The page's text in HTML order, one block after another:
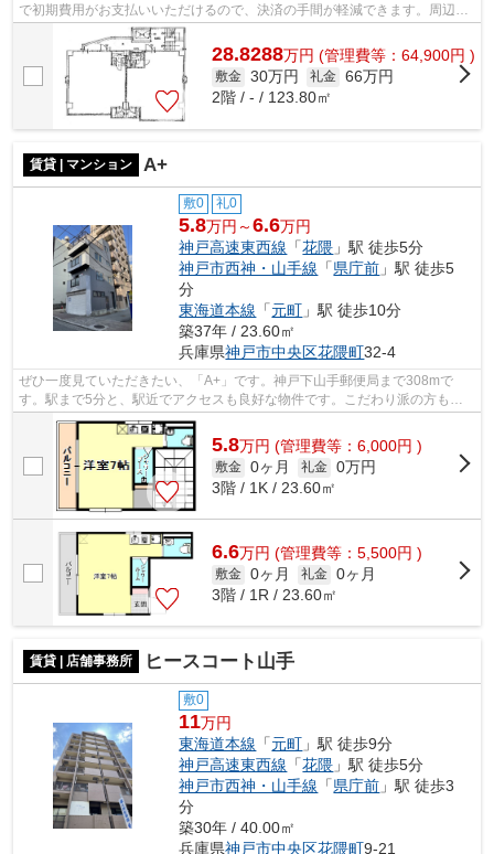
で初期費用がお支払いいただけるので、決済の手間が軽減できます。周辺に
は、徒歩5分で利用できる駅があります...
28.8288万円 (管理費等：64,900円 )
敷金 30万円 礼金 66万円
2階 / - / 123.80㎡
賃貸 | マンション A+
敷0 礼0
5.8万円～6.6万円
神戸高速東西線 「花隈 」駅 徒歩5分
神戸市西神・山手線 「県庁前 」駅 徒歩5
分
東海道本線 「元町 」駅 徒歩10分
築37年 / 23.60㎡
兵庫県神戸市中央区花隈町32-4
ぜひ一度見ていただきたい、「A+」です。神戸下山手郵便局まで308mで
す。駅まで5分と、駅近でアクセスも良好な物件です。こだわり派の方も満
足度の高いデザイナーズ物件です。できるだ...
5.8万円 (管理費等：6,000円 )
敷金 0ヶ月 礼金 0万円
3階 / 1K / 23.60㎡
6.6万円 (管理費等：5,500円 )
敷金 0ヶ月 礼金 0ヶ月
3階 / 1R / 23.60㎡
賃貸 | 店舗事務所 ヒースコート山手
敷0
11万円
東海道本線 「元町 」駅 徒歩9分
神戸高速東西線 「花隈 」駅 徒歩5分
神戸市西神・山手線 「県庁前 」駅 徒歩3
分
築30年 / 40.00㎡
兵庫県神戸市中央区花隈町9-21